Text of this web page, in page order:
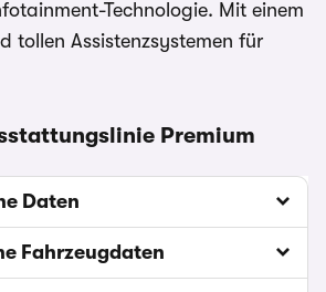
Technologie. Mit einem
tollen Assistenzsystemen für
Premium
Daten
Fahrzeugdaten